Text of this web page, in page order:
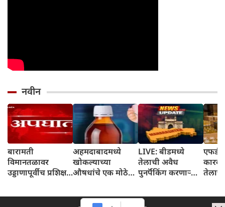
नवीन
बारामती
विमानतळावर
उड्डाणापूर्वीच प्रशिक्षण
अहमदाबादमध्ये
खोकल्याच्या
औषधांचे एक मोठे
६० लाख रुपयांचा
LIVE: बीडमध्ये
तेलाची अवैध
पुनर्पॅकिंग करणाऱ्या